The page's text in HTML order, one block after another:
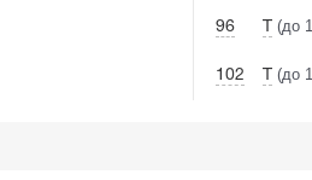
96 T (до
102 T (до